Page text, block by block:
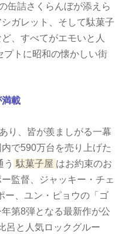
缶詰さくらんぼが添えら
ガレット、そして駄菓子
、すべてがエモいと人
プトに昭和の懐かしい街
載
り、皆が羨ましがる一幕
で590万台を売り上げた
う 駄菓子屋 はお約束のお
監督、ジャッキー・チェ
ー、ユン・ピョウの「ゴ
第8弾となる最新作が公
呂と人気ロックグルー